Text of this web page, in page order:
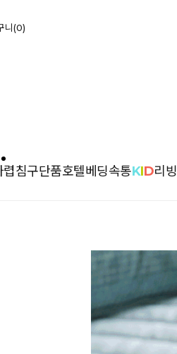
니 0
렵침구단품호텔베딩속통KID리빙